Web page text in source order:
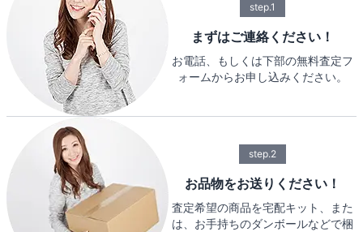
step.1
まずはご連絡ください！
お電話、もしくは下部の無料査定フ
ォームからお申し込みください。
step.2
お品物をお送りください！
査定希望の商品を宅配キット、また
は、お手持ちのダンボールなどで梱